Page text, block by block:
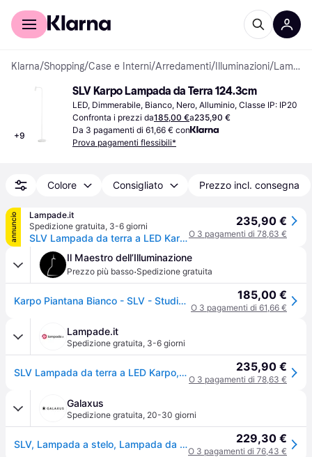
Per il tuo shopping
Klarna/Shopping/Case e Interni/Arredamenti/ Illuminazioni/ Lampade da Terra
+9
SLV Karpo Lampada da Terra 124.3cm
LED, Dimmerabile, Bianco, Nero, Alluminio, Classe IP: IP20
Confronta i prezzi da185,00 €a235,90 €
Da 3 pagamenti di 61,66 € con
Prova pagamenti flessibili*
Colore Consigliato Prezzo incl. consegna
annuncio
Lampade.it
Spedizione gratuita, 3-6 giorni
SLV Lampada da terra a LED Karpo, dimmerabile, Nero, Studio / Ufficio, Alluminio, Moderno, Lampada LED da terra
235,90 €
O 3 pagamenti di 78,63 €
Il Maestro dell’Illuminazione
Prezzo più basso·Spedizione gratuita
Karpo Piantana Bianco - SLV - Studio / Ufficio - Moderno - Metallo - Con paralume 185,00 €
O 3 pagamenti di 61,66 €
Lampade.it
Spedizione gratuita, 3-6 giorni
SLV Lampada da terra a LED Karpo, dimmerabile, Nero, Studio / Ufficio, Alluminio, Moderno, Lampada LED da terra 235,90 €
O 3 pagamenti di 78,63 €
Galaxus
Spedizione gratuita, 20-30 giorni
SLV, Lampada a stelo, Lampada da terra a LED Karpo Fl in nero 6,5W 330lm (360lm) 229,30 €
O 3 pagamenti di 76,43 €